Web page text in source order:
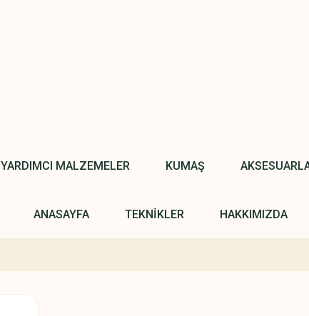
YARDIMCI MALZEMELER KUMAŞ
ANASAYFA TEKNİKLER HAKKIMIZDA